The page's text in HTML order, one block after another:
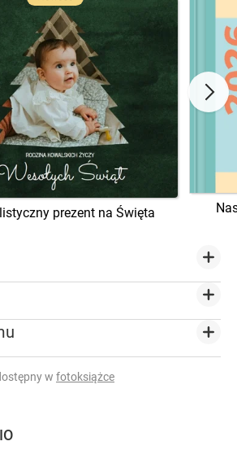
prezent na Święta
w fotoksiążce